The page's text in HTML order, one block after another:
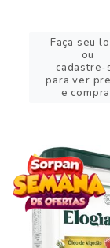
Faça seu
ou
cadastre-
para ver
e